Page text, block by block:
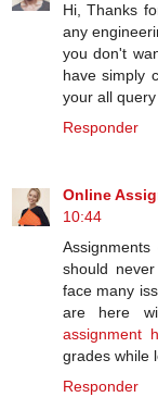
Hi, Thanks
any
you don't
have simply
your all
Responder
Online
10:44
should
face many
are here
assignment
grades while
Responder